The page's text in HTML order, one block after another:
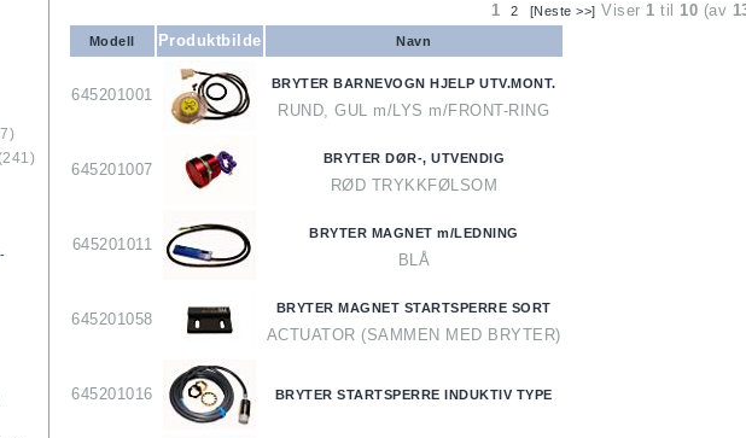
-
Viser 1 til 10 (av
1 2 [Neste >>]
Modell Produktbilde Navn
645201001
BRYTER BARNEVOGN HJELP UTV.MONT.
RUND, GUL m/LYS m/FRONT-RING
645201007
BRYTER DØR-, UTVENDIG
RØD TRYKKFØLSOM
645201011
BRYTER MAGNET m/LEDNING
BLÅ
645201058
BRYTER MAGNET STARTSPERRE SORT
ACTUATOR (SAMMEN MED BRYTER)
645201016 BRYTER STARTSPERRE INDUKTIV TYPE